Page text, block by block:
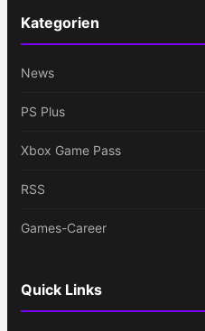
Kategorien
News
PS Plus
Xbox Game Pass
RSS
Games-Career
Quick Links